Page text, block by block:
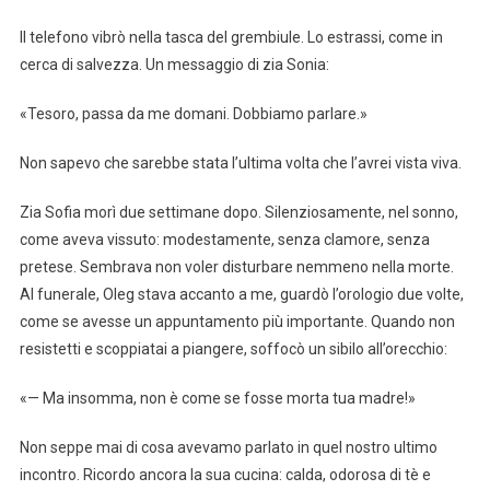
Il telefono vibrò nella tasca del grembiule. Lo estrassi, come in
cerca di salvezza. Un messaggio di zia Sonia:
«Tesoro, passa da me domani. Dobbiamo parlare.»
Non sapevo che sarebbe stata l’ultima volta che l’avrei vista viva.
Zia Sofia morì due settimane dopo. Silenziosamente, nel sonno,
come aveva vissuto: modestamente, senza clamore, senza
pretese. Sembrava non voler disturbare nemmeno nella morte.
Al funerale, Oleg stava accanto a me, guardò l’orologio due volte,
come se avesse un appuntamento più importante. Quando non
resistetti e scoppiatai a piangere, soffocò un sibilo all’orecchio:
«— Ma insomma, non è come se fosse morta tua madre!»
Non seppe mai di cosa avevamo parlato in quel nostro ultimo
incontro. Ricordo ancora la sua cucina: calda, odorosa di tè e